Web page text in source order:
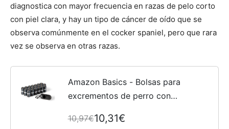
diagnostica con mayor frecuencia en razas de pelo corto
con piel clara, y hay un tipo de cáncer de oído que se
observa comúnmente en el cocker spaniel, pero que rara
vez se observa en otras razas.
Amazon Basics - Bolsas para
excrementos de perro con
bolsas)
10,97€10,31€